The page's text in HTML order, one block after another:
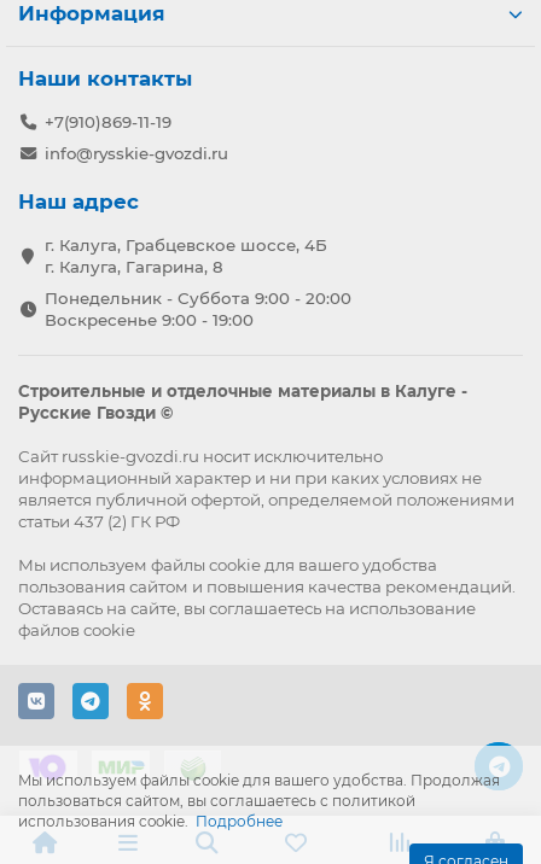
Мы используем файлы cookie для вашего удобства. Продолжая
пользоваться сайтом, вы соглашаетесь с политикой
использования cookie. Подробнее
Информация
Наши контакты
+7(910)869-11-19
info@rysskie-gvozdi.ru
Наш адрес
г. Калуга, Грабцевское шоссе, 4Б
г. Калуга, Гагарина, 8
Понедельник - Суббота 9:00 - 20:00
Воскресенье 9:00 - 19:00
Строительные и отделочные материалы в Калуге -
Русские Гвозди ©
Сайт russkie-gvozdi.ru носит исключительно
информационный характер и ни при каких условиях не
является публичной офертой, определяемой положениями
статьи 437 (2) ГК РФ
Мы используем файлы cookie для вашего удобства
пользования сайтом и повышения качества рекомендаций.
Оставаясь на сайте, вы соглашаетесь на использование
файлов cookie